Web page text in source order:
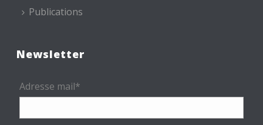
Publications
Newsletter
Adresse mail*